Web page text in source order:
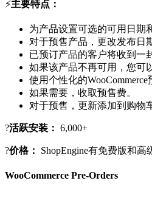
⚡主要特点：
为产品设置可选的可用日期
对于预售产品，更改发布日
已预订产品的客户将收到一
如果该产品不再可用，您可
使用个性化的
如果需要，收取预售费。
对于预售，更新添加到购物
?活跃安装： 6,000+
?价格： ShopEngine有免费版和
WooCommerce Pre-Orders